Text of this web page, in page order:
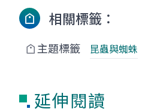
相關標籤：
主題標籤 昆蟲與蜘蛛
延伸閱讀